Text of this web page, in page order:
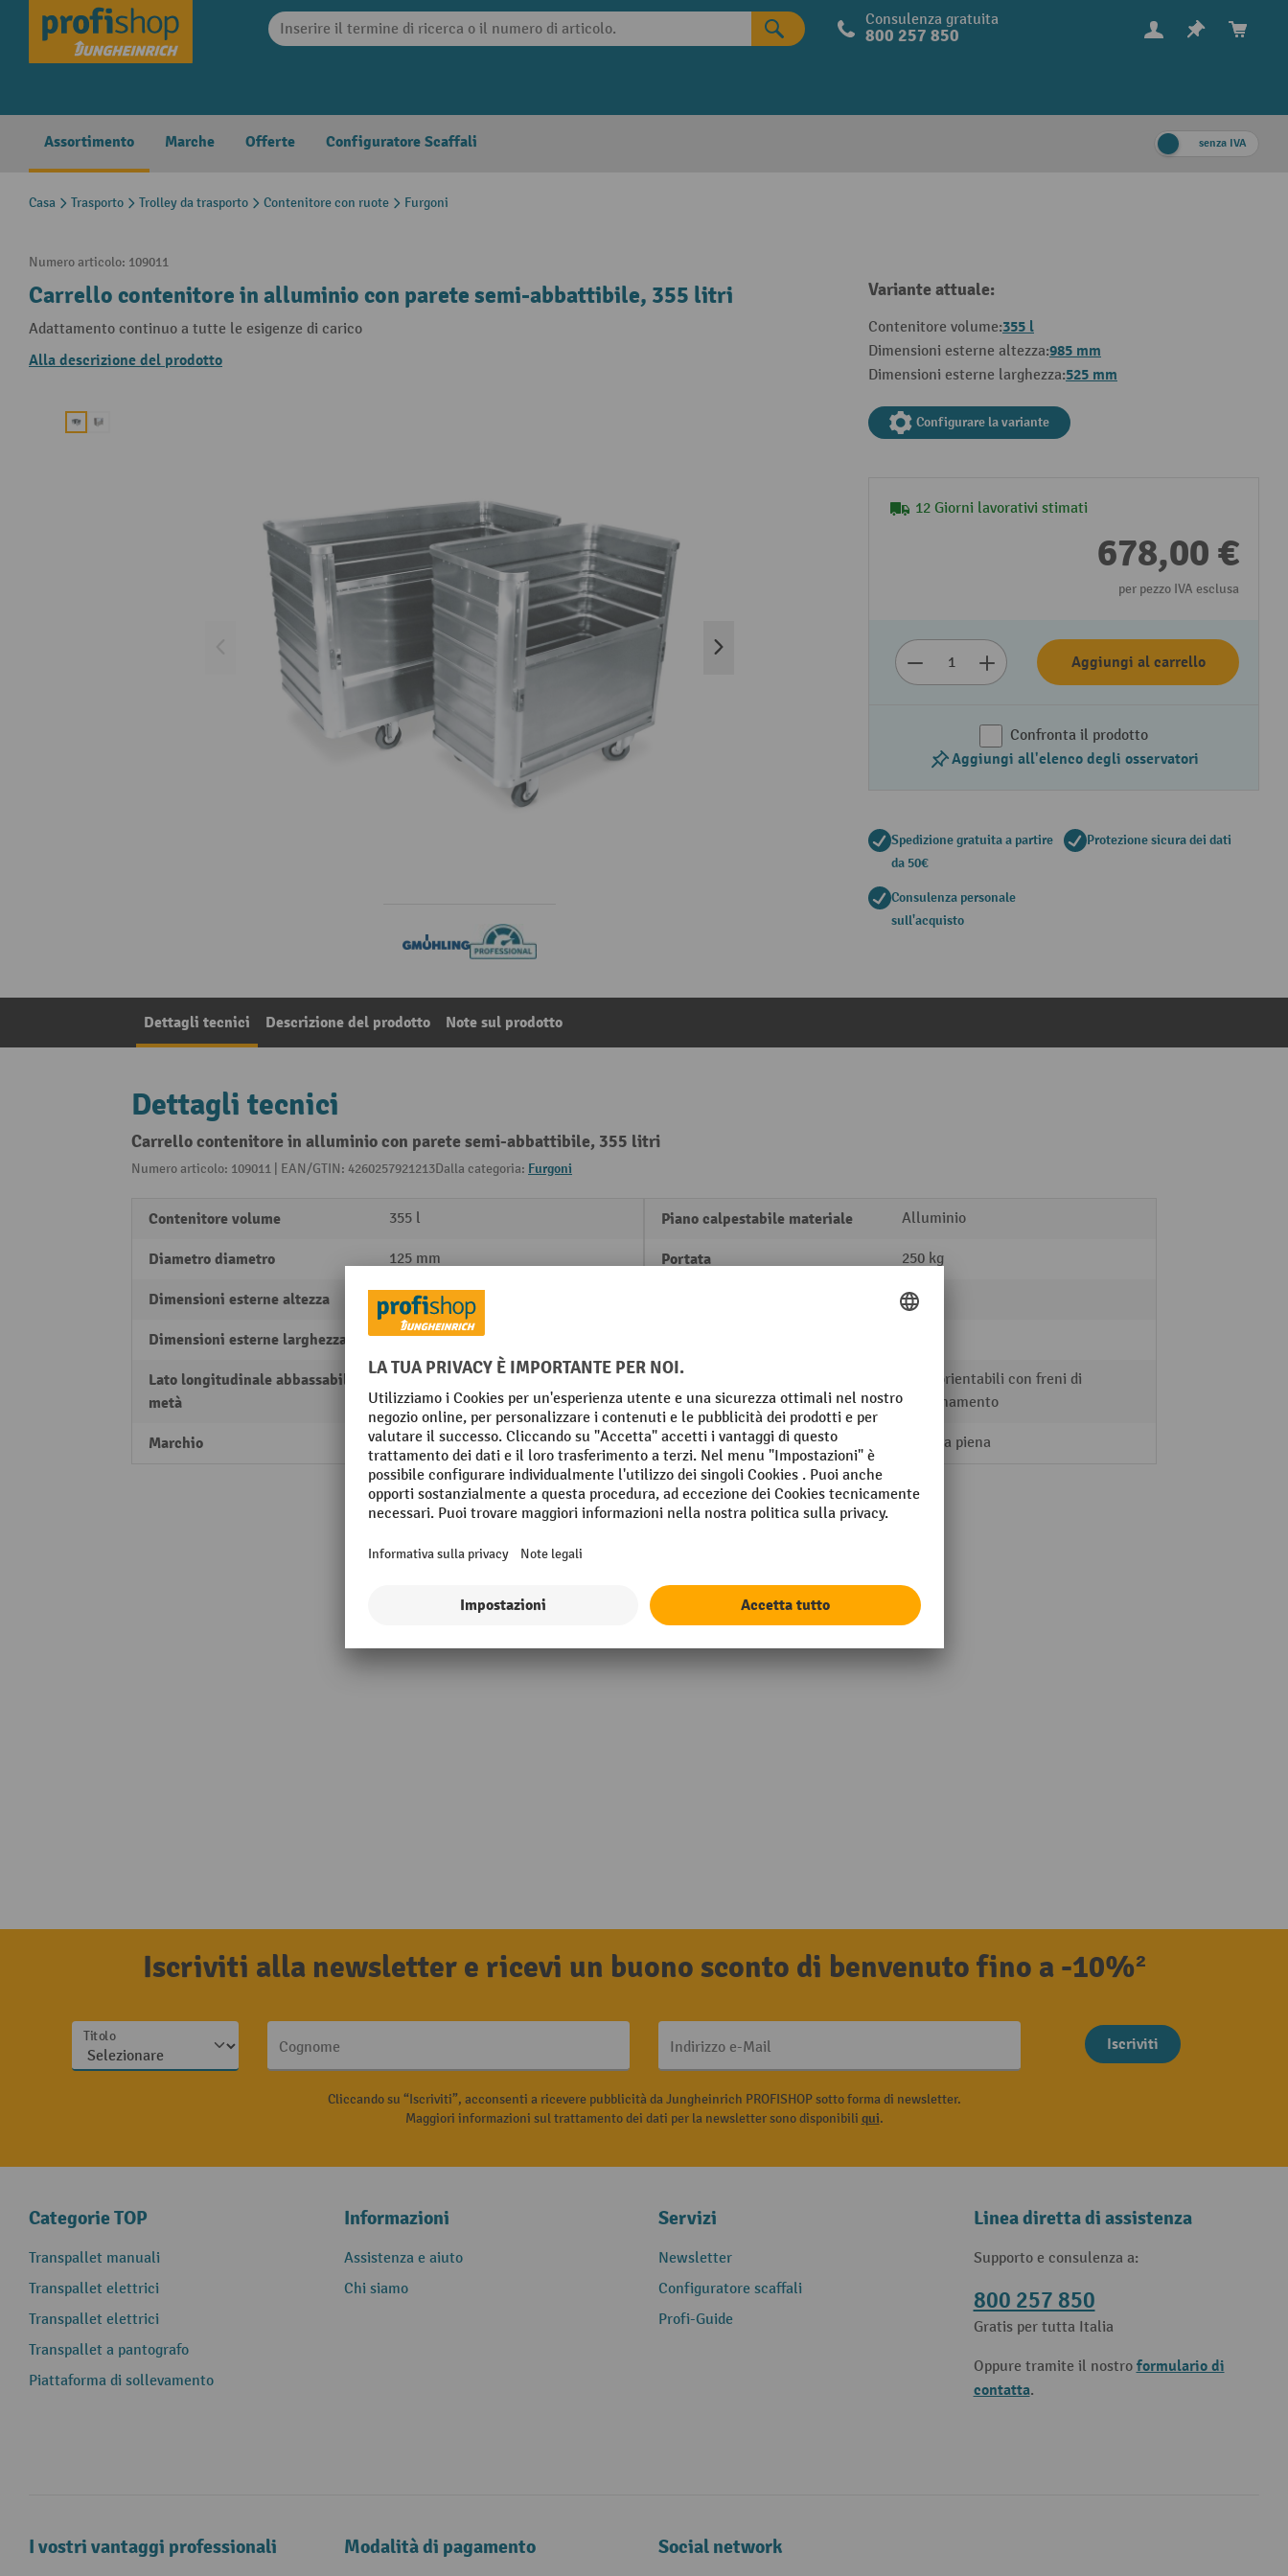
Skip to main navigation Consulenza gratuita
800 257 850
Assortimento Marche Offerte Configuratore Scaffali senza IVA
Casa Trasporto Trolley da trasporto Contenitore con ruote Furgoni
Numero articolo: 109011
Carrello contenitore in alluminio con parete semi-abbattibile, 355 litri
Adattamento continuo a tutte le esigenze di carico
Alla descrizione del prodotto
Variante attuale:
Contenitore volume:355 l
Dimensioni esterne altezza:985 mm
Dimensioni esterne larghezza:525 mm
Configurare la variante
12 Giorni lavorativi stimati
678,00 €
per pezzo IVA esclusa
Aggiungi al carrello
Confronta il prodotto
Aggiungi all'elenco degli osservatori
Spedizione gratuita a partire
da 50€
Protezione sicura dei dati
Consulenza personale
sull'acquisto
Dettagli tecnici Descrizione del prodotto Note sul prodotto
Dettagli tecnici
Carrello contenitore in alluminio con parete semi-abbattibile, 355 litri
Numero articolo: 109011 | EAN/GTIN: 4260257921213Dalla categoria: Furgoni
Contenitore volume 355 l
Diametro diametro 125 mm
Dimensioni esterne altezza 985 mm
Dimensioni esterne larghezza 525 mm
Lato longitudinale abbassabile a
metà
Marchio Gmöhling
Piano calpestabile materiale Alluminio
Portata 250 kg
2 Stk.
Rulli orientabili con freni di
stazionamento
Rulli materiale Gomma piena
Mostra tutti i dettagli tecnici
Iscriviti alla newsletter e ricevi un buono sconto di benvenuto fino a -10%²
Titolo
Cognome Indirizzo e-Mail Iscriviti
Cliccando su “Iscriviti”, acconsenti a ricevere pubblicità da Jungheinrich PROFISHOP sotto forma di newsletter.
Maggiori informazioni sul trattamento dei dati per la newsletter sono disponibili qui.
Categorie TOP
Transpallet manuali
Transpallet elettrici
Transpallet elettrici
Transpallet a pantografo
Piattaforma di sollevamento
Informazioni
Assistenza e aiuto
Chi siamo
Servizi
Newsletter
Configuratore scaffali
Profi-Guide
Linea diretta di assistenza
Supporto e consulenza a:
800 257 850
Gratis per tutta Italia
Oppure tramite il nostro formulario di
contatta.
I vostri vantaggi professionali Modalità di pagamento Social network